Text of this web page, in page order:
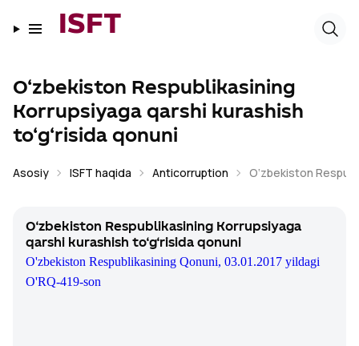
ISFT
O‘zbekiston Respublikasining
Korrupsiyaga qarshi kurashish
to‘g‘risida qonuni
Asosiy ISFT haqida Anticorruption O‘zbekiston
O‘zbekiston Respublikasining Korrupsiyaga
qarshi kurashish to‘g‘risida qonuni
O'zbekiston Respublikasining Qonuni, 03.01.2017 yildagi
O'RQ-419-son